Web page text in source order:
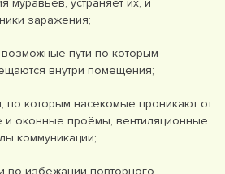
муравьёв, устраняет их, и
заражения;
пути по которым
внутри помещения;
по которым насекомые проникают от
и оконные проёмы, вентиляционные
коммуникации;